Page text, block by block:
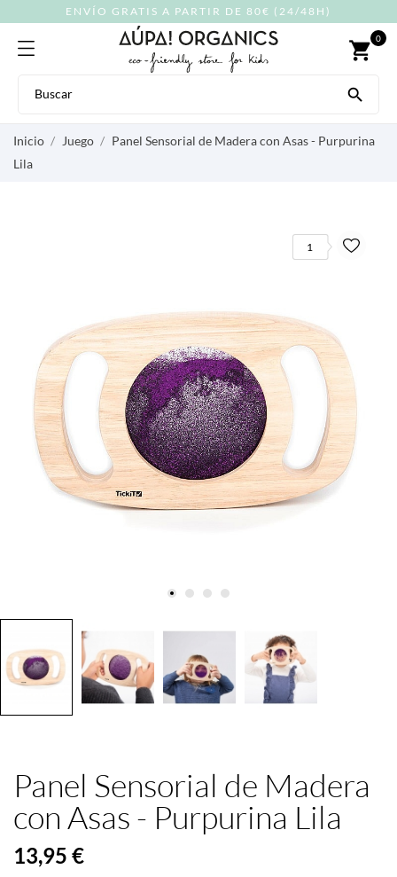
ENVÍO GRATIS A PARTIR DE 80€ (24/48H)
shopping_cart 0

Inicio Juego
Panel Sensorial de Madera con Asas - Purpurina
Lila
1
Panel Sensorial de Madera
con Asas - Purpurina Lila
13,95 €